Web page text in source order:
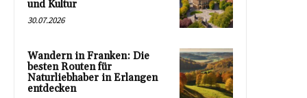
und Kultur
30.07.2026
Wandern in Franken: Die
besten Routen für
Naturliebhaber in Erlangen
entdecken